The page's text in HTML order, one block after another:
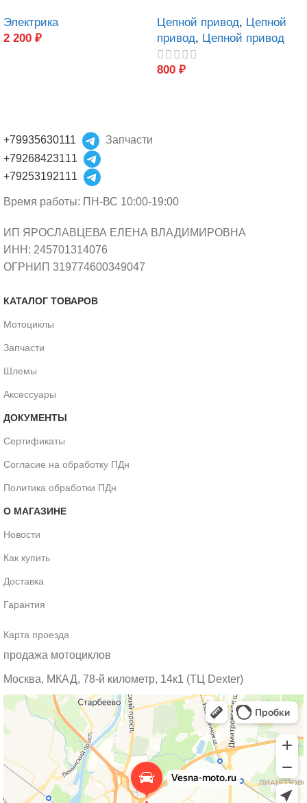
Электрика
2 200 ₽
Цепной привод, Цепной
привод, Цепной привод
800 ₽
+79935630111
Запчасти
+79268423111
+79253192111
Время работы: ПН-ВС 10:00-19:00
ИП ЯРОСЛАВЦЕВА ЕЛЕНА ВЛАДИМИРОВНА
ИНН: 245701314076
ОГРНИП 319774600349047
КАТАЛОГ ТОВАРОВ
Мотоциклы
Запчасти
Шлемы
Аксессуары
ДОКУМЕНТЫ
Сертификаты
Согласие на обработку ПДн
Политика обработки ПДн
О МАГАЗИНЕ
Новости
Как купить
Доставка
Гарантия
Карта проезда
продажа мотоциклов
Москва, МКАД, 78-й километр, 14к1 (ТЦ Dexter)